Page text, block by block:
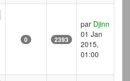
0 2393
par Djinn
01 Jan
2015,
01:00